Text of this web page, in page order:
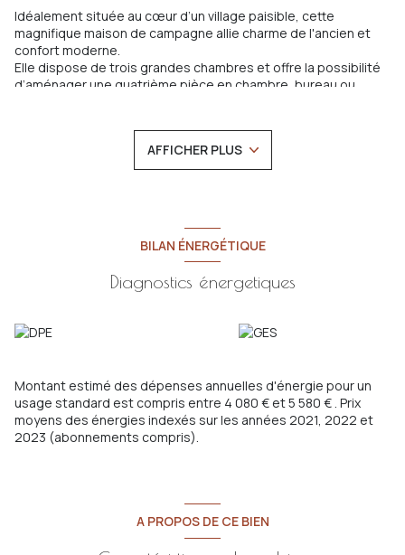
Idéalement située au cœur d’un village paisible, cette
magnifique maison de campagne allie charme de l'ancien et
confort moderne.
Elle dispose de trois grandes chambres et offre la possibilité
d’aménager une quatrième pièce en chambre, bureau ou
entièrement équipée, un vaste salon lumineux, une buanderie
ainsi qu’un jardin clos et fleuri.
À l’extérieur, une cuisine d’été, un barbecue et une pergola
et stationnement facile.
familiale. Coup de cœur garanti !
*Honoraires agence inclus dans le prix de vente.
Consommation énergie primaire : 265 kWh/m²/an
Consommation énergie finale : 59 kWh/m²/an
usage standard :
entre
par an indexées aux
années 2021, 2022 et 2023 (abonnements compris).
Les informations sur les risques auxquels ce bien est exposé
sont disponibles sur le site Géorisques :
www.georisques.gouv.fr
AFFICHER PLUS
BILAN ÉNERGÉTIQUE
Diagnostics énergetiques
Montant estimé des dépenses annuelles d'énergie pour un
usage standard est compris entre 4 080 € et 5 580 € . Prix
moyens des énergies indexés sur les années 2021, 2022 et
2023 (abonnements compris).
A PROPOS DE CE BIEN